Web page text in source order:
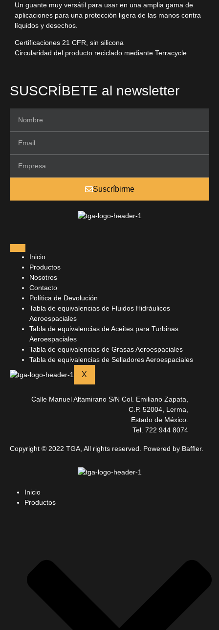
Un guante muy versátil para usar en una amplia gama de
aplicaciones para una protección ligera de las manos contra
líquidos y desechos.
Certificaciones 21 CFR, sin silicona
Circularidad del producto reciclado mediante Terracycle
SUSCRÍBETE al newsletter
Suscríbirme
Inicio
Productos
Nosotros
Contacto
Política de Devolución
Tabla de equivalencias de Fluidos Hidráulicos
Aeroespaciales
Tabla de equivalencias de Aceites para Turbinas
Aeroespaciales
Tabla de equivalencias de Grasas Aeroespaciales
Tabla de equivalencias de Selladores Aeroespaciales
X
Calle Manuel Altamirano S/N Col. Emiliano Zapata,
C.P. 52004, Lerma,
Estado de México.
Tel. 722 944 8074
Copyright © 2022 TGA, All rights reserved. Powered by Baffler.
Inicio
Productos